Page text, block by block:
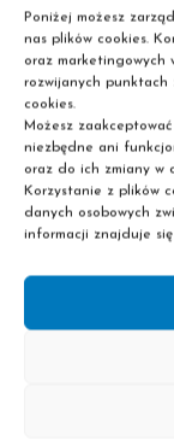
Poniżej możesz
nas plików cookies.
oraz marketingowych
rozwijanych
cookies.
Możesz
niezbędne ani
oraz do ich zmiany w
Korzystanie z plików
danych osobowych
informacji znajduje
Piotrków
jest
potencjału
skierowana
absolwenci
zmienić
polecamy
technik
rynku
usług